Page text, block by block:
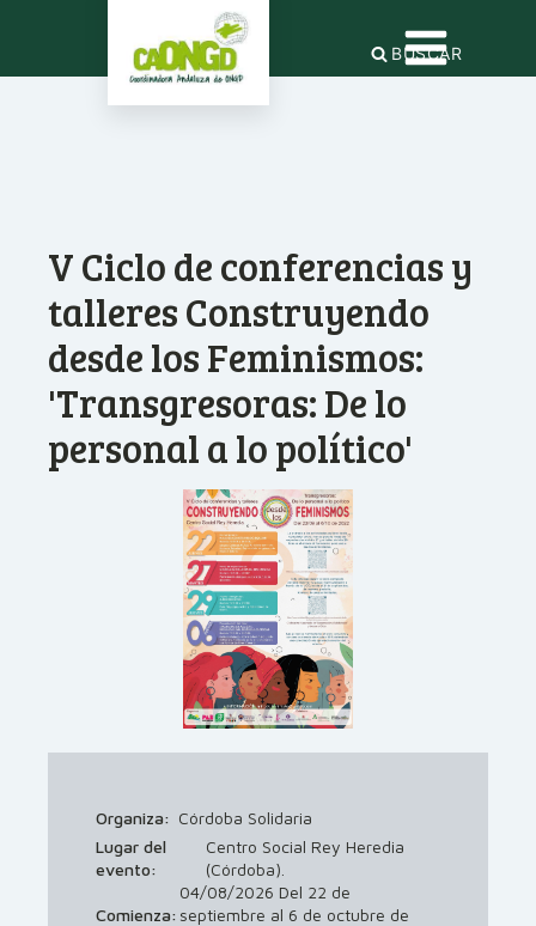
BUSCAR
V Ciclo de conferencias y
talleres Construyendo
desde los Feminismos:
'Transgresoras: De lo
personal a lo político'
Organiza: Córdoba Solidaria
Lugar del
evento:
Centro Social Rey Heredia
(Córdoba).
Comienza:
04/08/2026 Del 22 de
septiembre al 6 de octubre de